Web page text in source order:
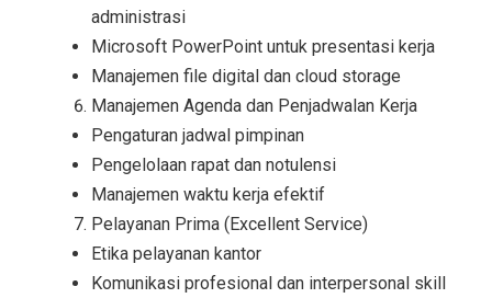
administrasi
Microsoft PowerPoint untuk presentasi kerja
Manajemen file digital dan cloud storage
Manajemen Agenda dan Penjadwalan Kerja
Pengaturan jadwal pimpinan
Pengelolaan rapat dan notulensi
Manajemen waktu kerja efektif
Pelayanan Prima (Excellent Service)
Etika pelayanan kantor
Komunikasi profesional dan interpersonal skill